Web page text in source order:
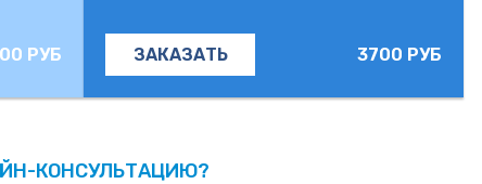
РУБ ЗАКАЗАТЬ 3700 РУБ
КОНСУЛЬТАЦИЮ?